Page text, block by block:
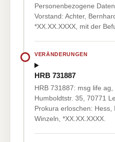
Personenbezogene
Vorstand: Achter,
*XX.XX.XXXX, mit der
VERÄNDERUNGEN
HRB 731887
HRB 731887: msg life
Humboldtstr. 35, 70771
Prokura erloschen: Hess,
Winzeln, *XX.XX.XXXX.